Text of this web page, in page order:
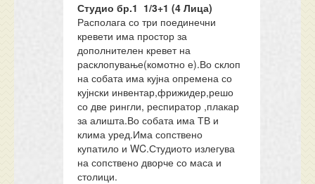
Студио бр.1 1/3+1 (4 Лица)
Располага со три поединечни
кревети има простор за
дополнителен кревет на
расклопување(комотно е).Во склоп
на собата има кујна опремена со
кујнски инвентар,фрижидер,решо
со две рингли, респиратор ,плакар
за алишта.Во собата има ТВ и
клима уред.Има сопствено
купатило и WC.Студиото излегува
на сопствено дворче со маса и
столици.